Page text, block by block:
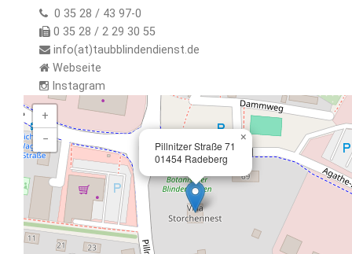
0 35 28 / 43 97-0
0 35 28 / 2 29 30 55
info(at)taubblindendienst.de
Webseite
Instagram
Pillnitzer Straße 71
01454 Radeberg
×
+
−